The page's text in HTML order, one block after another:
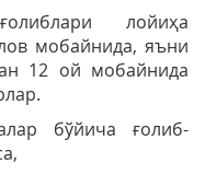
лойиҳа
мобайнида, яъни
12 ой мобайнида
бўйича ғолиб-